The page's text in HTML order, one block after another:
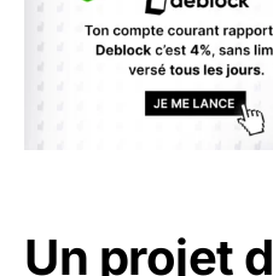
Un projet